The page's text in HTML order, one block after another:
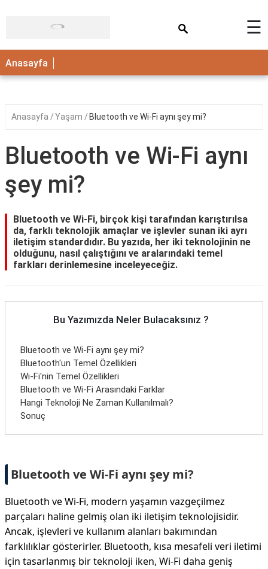
ANASAYFA
☰
Anasayfa
Anasayfa Yaşam Bluetooth ve Wi-Fi aynı şey mi?
Bluetooth ve Wi-Fi aynı
şey mi?
Bluetooth ve Wi-Fi, birçok kişi tarafından karıştırılsa
da, farklı teknolojik amaçlar ve işlevler sunan iki ayrı
iletişim standardıdır. Bu yazıda, her iki teknolojinin ne
olduğunu, nasıl çalıştığını ve aralarındaki temel
farkları derinlemesine inceleyeceğiz.
Bu Yazımızda Neler Bulacaksınız ?
Bluetooth ve Wi-Fi aynı şey mi?
Bluetooth'un Temel Özellikleri
Wi-Fi'nin Temel Özellikleri
Bluetooth ve Wi-Fi Arasındaki Farklar
Hangi Teknoloji Ne Zaman Kullanılmalı?
Sonuç
Bluetooth ve Wi-Fi aynı şey mi?
Bluetooth ve Wi-Fi, modern yaşamın vazgeçilmez
parçaları haline gelmiş olan iki iletişim teknolojisidir.
Ancak, işlevleri ve kullanım alanları bakımından
farklılıklar gösterirler. Bluetooth, kısa mesafeli veri iletimi
için tasarlanmış bir teknoloji iken, Wi-Fi daha geniş